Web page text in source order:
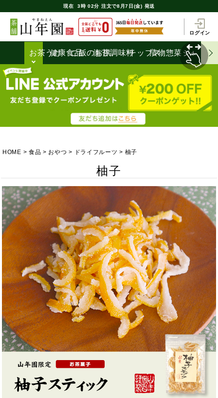
現在 3時 02分 注文で8月7日(金) 発送
ログイン
お茶うけ健康食品ご飯のお供
海苔調味料チップス
漬物惣菜 ジャム
HOME 食品 おやつ ドライフルーツ 柚子
柚子